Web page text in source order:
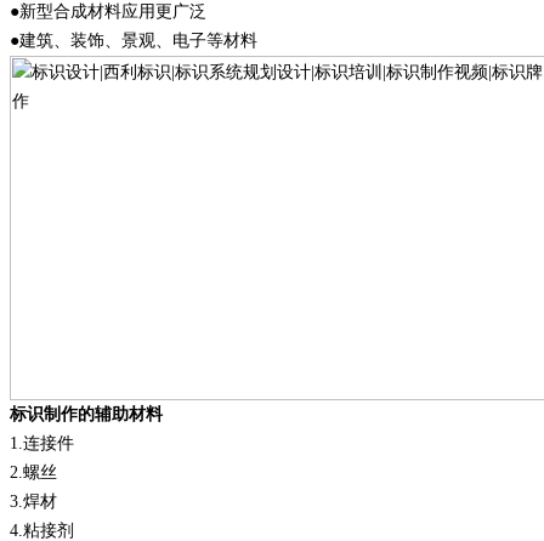
●新型合成材料应用更广泛
●建筑、装饰、景观、电子等材料
标识制作的辅助材料
1 连接件
2 螺丝
3 焊材
4 粘接剂